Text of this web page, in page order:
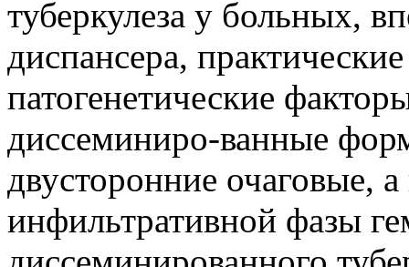
туберкулеза у больных,
диспансера,
патогенетические
диссеминиро-ванные
двусторонние очаговые,
инфильтративной фазы